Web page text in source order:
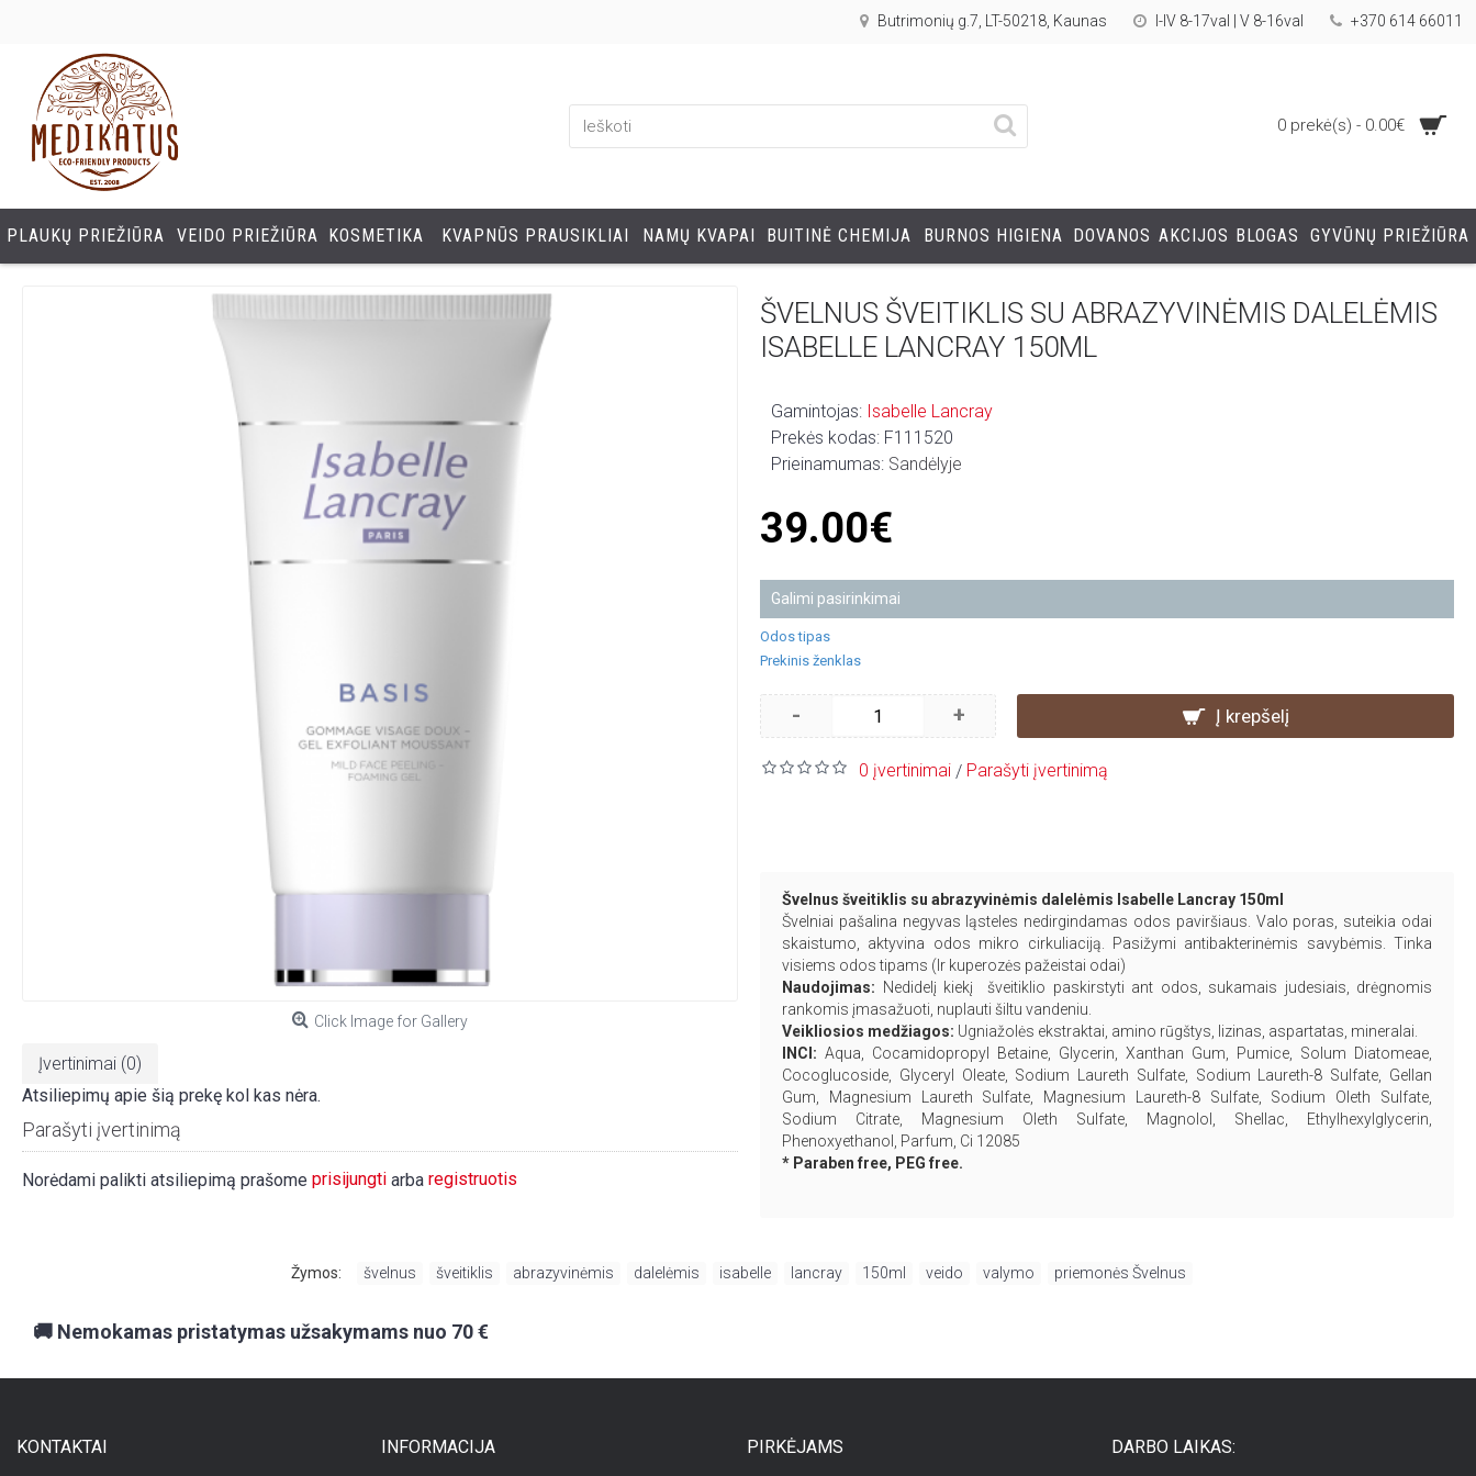
Butrimonių g.7, LT-50218, Kaunas I-IV 8-17val | V 8-16val +370 614 66011
0 prekė(s) - 0.00€
PLAUKŲ PRIEŽIŪRA VEIDO PRIEŽIŪRA KOSMETIKA KVAPNŪS PRAUSIKLIAI NAMŲ KVAPAI BUITINĖ CHEMIJA BURNOS HIGIENA DOVANOS AKCIJOS BLOGAS GYVŪNŲ PRIEŽIŪRA
Click Image for Gallery
Įvertinimai (0)
Atsiliepimų apie šią prekę kol kas nėra.
Parašyti įvertinimą
Norėdami palikti atsiliepimą prašome prisijungti arba registruotis
ŠVELNUS ŠVEITIKLIS SU ABRAZYVINĖMIS DALELĖMIS
ISABELLE LANCRAY 150ML
Gamintojas: Isabelle Lancray
Prekės kodas: F111520
Prieinamumas: Sandėlyje
39.00€
Galimi pasirinkimai
Odos tipas
Prekinis ženklas
- + Į krepšelį
0 įvertinimai / Parašyti įvertinimą
Švelnus šveitiklis su abrazyvinėmis dalelėmis Isabelle Lancray 150ml
Švelniai pašalina negyvas ląsteles nedirgindamas odos paviršiaus. Valo poras, suteikia odai
skaistumo, aktyvina odos mikro cirkuliaciją. Pasižymi antibakterinėmis savybėmis. Tinka
visiems odos tipams (Ir kuperozės pažeistai odai)
Naudojimas:
Nedidelį kiekį šveitiklio paskirstyti ant odos, sukamais judesiais, drėgnomis
rankomis įmasažuoti, nuplauti šiltu vandeniu.
Veikliosios medžiagos: Ugniažolės ekstraktai, amino rūgštys, lizinas, aspartatas, mineralai.
INCI: Aqua, Cocamidopropyl Betaine, Glycerin, Xanthan Gum, Pumice, Solum Diatomeae,
Cocoglucoside, Glyceryl Oleate, Sodium Laureth Sulfate, Sodium Laureth-8 Sulfate, Gellan
Gum, Magnesium Laureth Sulfate, Magnesium Laureth-8 Sulfate, Sodium Oleth Sulfate,
Sodium Citrate, Magnesium Oleth Sulfate, Magnolol, Shellac, Ethylhexylglycerin,
Phenoxyethanol, Parfum, Ci 12085
* Paraben free, PEG free.
Žymos: švelnus šveitiklis abrazyvinėmis dalelėmis isabelle lancray 150ml veido valymo priemonės Švelnus
🚚 Nemokamas pristatymas užsakymams nuo 70 €
KONTAKTAI INFORMACIJA PIRKĖJAMS DARBO LAIKAS: